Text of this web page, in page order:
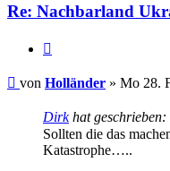
Re: Nachbarland
Beitrag
von Holländer » Mo 28.
Dirkhat geschrieben:
Sollten die das
Katastrophe…..